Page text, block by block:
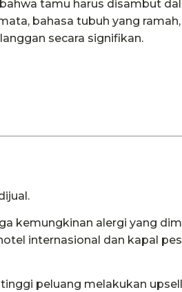
tamu harus disambut
bahasa tubuh yang
secara signifikan.
kemungkinan alergi yang
internasional dan kapal
peluang melakukan